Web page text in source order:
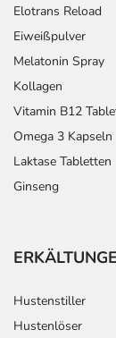
Elotrans Reload
Eiweißpulver
Melatonin Spray
Kollagen
Vitamin B12
Omega 3 Kapseln
Laktase Tabletten
Ginseng
Hustenstiller
Hustenlöser